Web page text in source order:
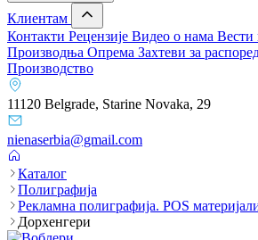
Клиентам
Контакти Рецензије Видео о нама Вести
Производња Опрема Захтеви за
Производство
11120 Belgrade, Starine Novaka, 29
nienaserbia@gmail.com
Каталог
Полиграфија
Рекламна полиграфија. POS
Дорхенгери